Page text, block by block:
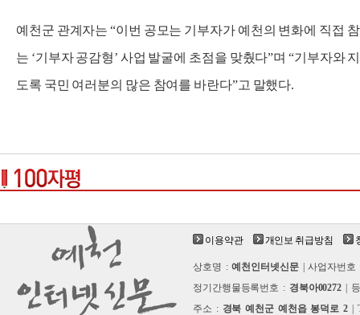
예천군 관계자는 “이번 공모는 기부자가 예천의 변화에 직접
는 ‘기부자 공감형’ 사업 발굴에 초점을 맞췄다”며 “기부자와
도록 국민 여러분의 많은 참여를 바란다”고 말했다.
이용약관 개인보 취급방침
상호명 :예천인터넷신문| 사업자번
정기간행물등록번호 : 경북아00272 |
주소 : 경북 예천군 예천읍 봉덕로 2|